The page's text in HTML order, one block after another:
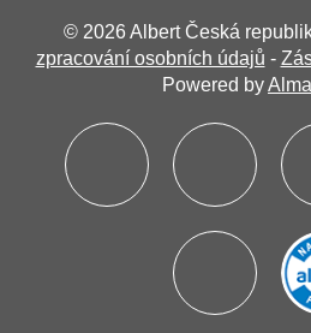
© 2026 Albert Česká
zpracování osobních údajů -
Powered by